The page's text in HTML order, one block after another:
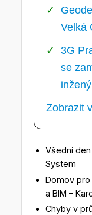
Velká
3G
se
Zobrazit
Všední den
System
Domov pro
a BIM –
Chyby v